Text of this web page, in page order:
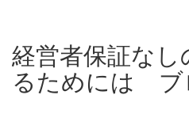
経営者保証なし
るためには ブ